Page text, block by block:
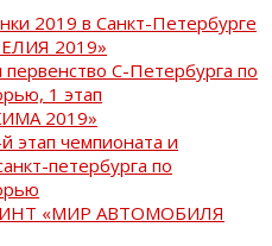
2019 в Санкт-Петербурге
2019»
С-Петербурга по
1 этап
2019»
чемпионата и
петербурга по
«МИР АВТОМОБИЛЯ